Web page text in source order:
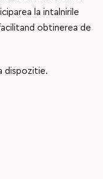
la intalnirile
obtinerea de
dispozitie.